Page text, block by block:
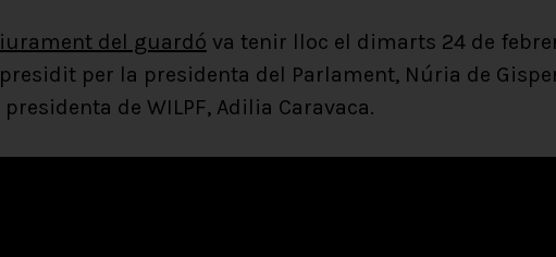
del guardó va tenir lloc el dimarts 24 de
presidit per la presidenta del Parlament, Núria de
de WILPF, Adilia Caravaca.